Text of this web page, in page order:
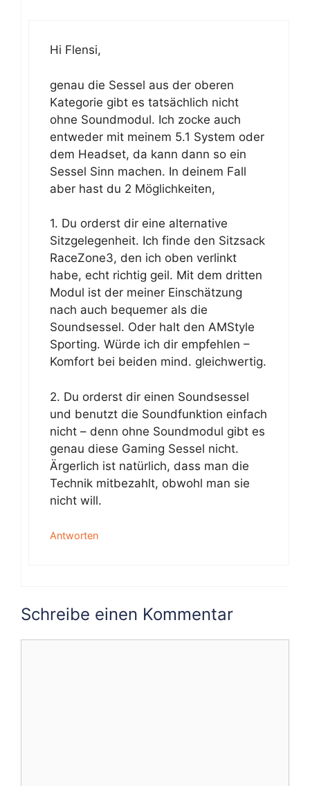
Hi Flensi,
genau die Sessel aus der oberen
Kategorie gibt es tatsächlich nicht
ohne Soundmodul. Ich zocke auch
entweder mit meinem 5.1 System oder
dem Headset, da kann dann so ein
Sessel Sinn machen. In deinem Fall
aber hast du 2 Möglichkeiten,
1. Du orderst dir eine alternative
Sitzgelegenheit. Ich finde den Sitzsack
RaceZone3, den ich oben verlinkt
habe, echt richtig geil. Mit dem dritten
Modul ist der meiner Einschätzung
nach auch bequemer als die
Soundsessel. Oder halt den AMStyle
Sporting. Würde ich dir empfehlen –
Komfort bei beiden mind. gleichwertig.
2. Du orderst dir einen Soundsessel
und benutzt die Soundfunktion einfach
nicht – denn ohne Soundmodul gibt es
genau diese Gaming Sessel nicht.
Ärgerlich ist natürlich, dass man die
Technik mitbezahlt, obwohl man sie
nicht will.
Antworten
Schreibe einen Kommentar